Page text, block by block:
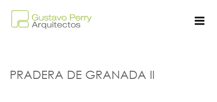
PRADERA DE GRANADA II